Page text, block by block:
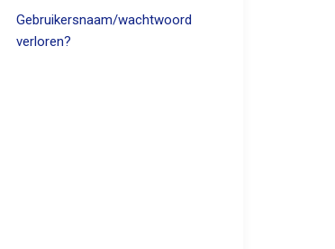
Gebruikersnaam/wachtwoord
verloren?